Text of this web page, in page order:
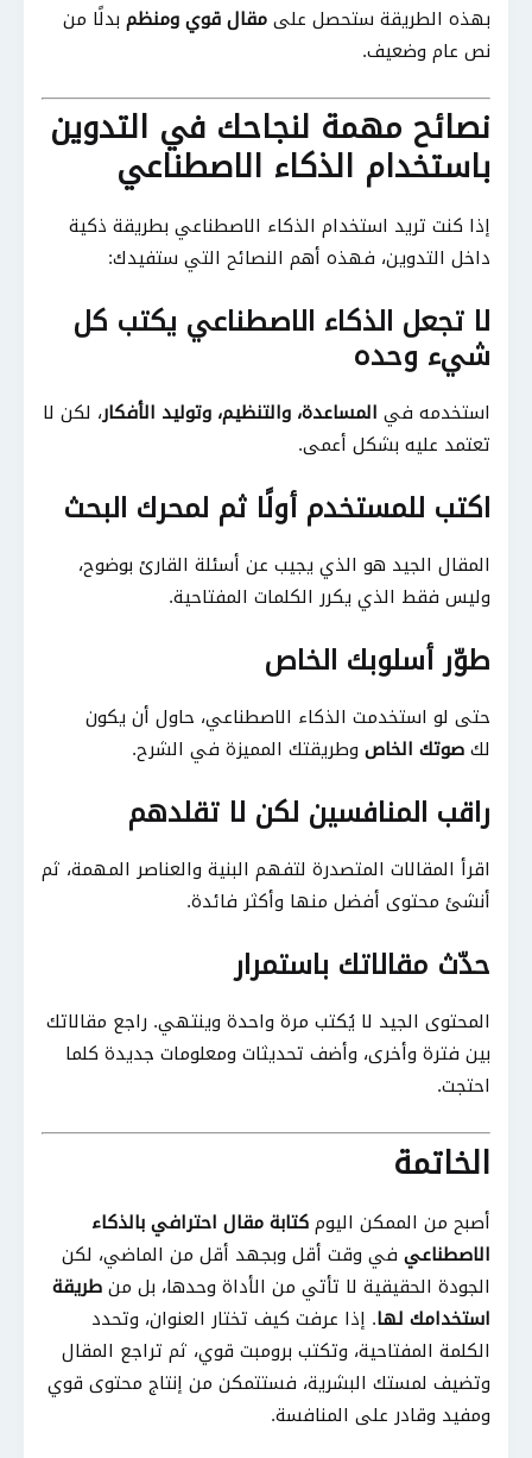
بهذه الطريقة ستحصل علىمقال قوي ومنظم بدلًا من
نص عام وضعيف.
نصائح مهمة لنجاحك في التدوين
باستخدام الذكاء الاصطناعي
إذا كنت تريد استخدام الذكاء الاصطناعي بطريقة ذكية
داخل التدوين، فهذه أهم النصائح التي ستفيدك:
لا تجعل الذكاء الاصطناعي يكتب كل
شيء وحده
استخدمه في المساعدة، والتنظيم، وتوليد الأفكار، لكن لا
تعتمد عليه بشكل أعمى.
اكتب للمستخدم أولًا ثم لمحرك البحث
المقال الجيد هو الذي يجيب عن أسئلة القارئ بوضوح،
وليس فقط الذي يكرر الكلمات المفتاحية.
طوّر أسلوبك الخاص
حتى لو استخدمت الذكاء الاصطناعي، حاول أن يكون
لكصوتك الخاص وطريقتك المميزة في الشرح.
راقب المنافسين لكن لا تقلدهم
اقرأ المقالات المتصدرة لتفهم البنية والعناصر المهمة، ثم
أنشئ محتوى أفضل منها وأكثر فائدة.
حدّث مقالاتك باستمرار
المحتوى الجيد لا يُكتب مرة واحدة وينتهي. راجع مقالاتك
بين فترة وأخرى، وأضف تحديثات ومعلومات جديدة كلما
احتجت.
الخاتمة
أصبح من الممكن اليومكتابة مقال احترافي بالذكاء
الاصطناعي في وقت أقل وبجهد أقل من الماضي، لكن
الجودة الحقيقية لا تأتي من الأداة وحدها، بل منطريقة
استخدامك لها. إذا عرفت كيف تختار العنوان، وتحدد
الكلمة المفتاحية، وتكتب برومبت قوي، ثم تراجع المقال
وتضيف لمستك البشرية، فستتمكن من إنتاج محتوى قوي
ومفيد وقادر على المنافسة.